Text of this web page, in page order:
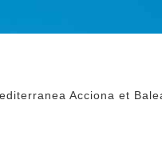
Acciona et